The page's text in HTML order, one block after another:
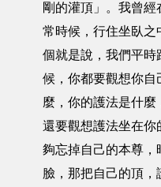
剛的灌頂」。我曾
常時候，行住坐臥之
個就是說，我們平時
候，你都要觀想你自
麼，你的護法是什麼
還要觀想護法坐在你
夠忘掉自己的本尊，
臉，那把自己的頂